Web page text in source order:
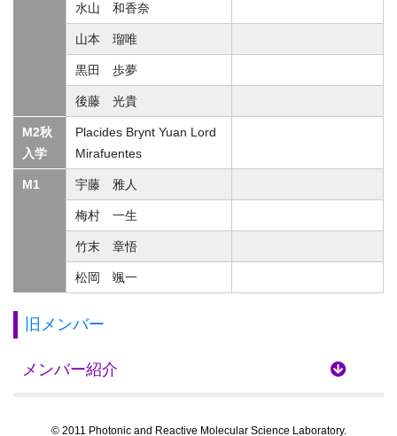
水山 和香奈
山本 瑠唯
黒田 歩夢
後藤 光貴
M2秋
入学
Placides Brynt Yuan Lord
Mirafuentes
M1 宇藤 雅人
梅村 一生
竹末 章悟
松岡 颯一
旧メンバー
メンバー紹介
© 2011 Photonic and Reactive Molecular Science Laboratory.